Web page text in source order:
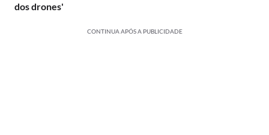
dos drones'
CONTINUA APÓS A PUBLICIDADE